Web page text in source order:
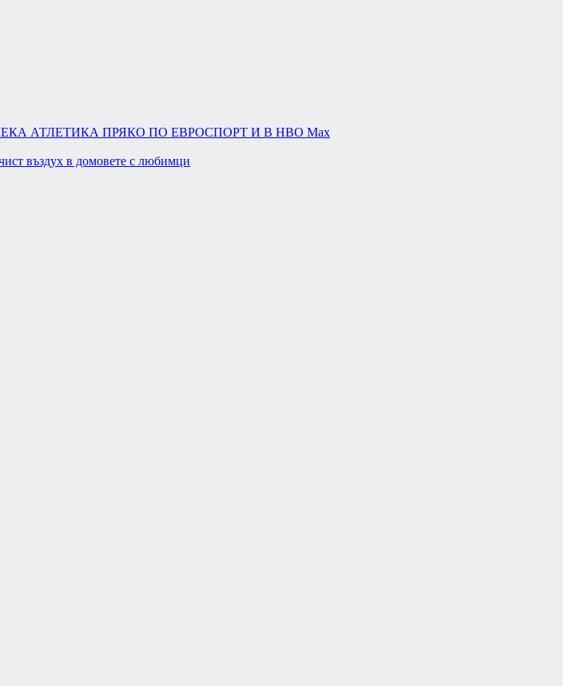
АТЛЕТИКА ПРЯКО ПО ЕВРОСПОРТ И В НВО Мах
въздух в домовете с любимци